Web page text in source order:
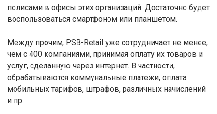
полисами в офисы этих организаций. Достаточно будет
воспользоваться смартфоном или планшетом.
Между прочим, PSB-Retail уже сотрудничает не менее,
чем с 400 компаниями, принимая оплату их товаров и
услуг, сделанную через интернет. В частности,
обрабатываются коммунальные платежи, оплата
мобильных тарифов, штрафов, различных начислений
и пр.